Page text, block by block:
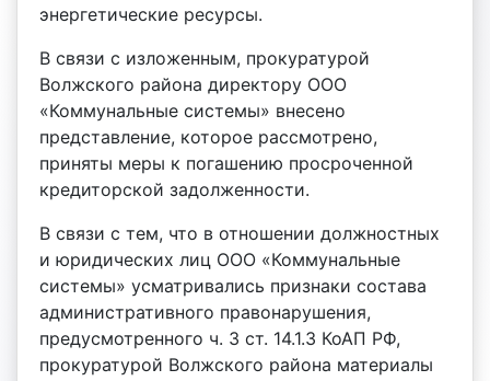
энергетические ресурсы.
В связи с изложенным, прокуратурой
Волжского района директору ООО
«Коммунальные системы» внесено
представление, которое рассмотрено,
приняты меры к погашению просроченной
кредиторской задолженности.
В связи с тем, что в отношении должностных
и юридических лиц ООО «Коммунальные
системы» усматривались признаки состава
административного правонарушения,
предусмотренного ч. 3 ст. 14.1.3 КоАП РФ,
прокуратурой Волжского района материалы